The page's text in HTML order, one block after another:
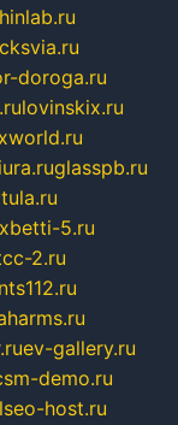
doroga.ru
lovinskix.ru
glasspb.ru
5.ru
2.ru
ev-gallery.ru
demo.ru
host.ru